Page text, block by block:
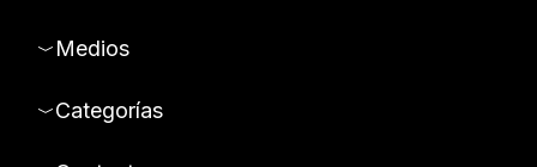
Medios
Categorías